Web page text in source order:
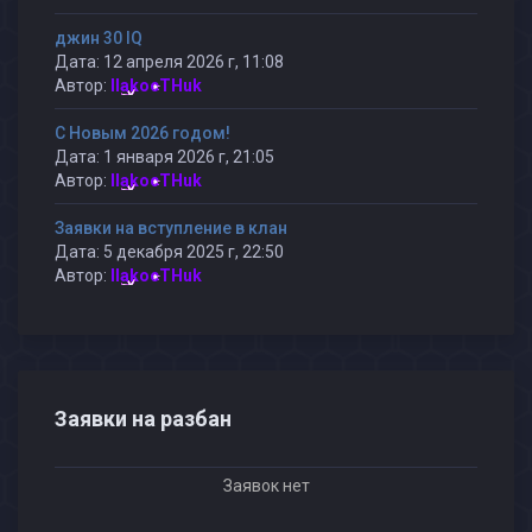
джин 30 IQ
Дата: 12 апреля 2026 г, 11:08
Автор:
IIakocTHuk
С Новым 2026 годом!
Дата: 1 января 2026 г, 21:05
Автор:
IIakocTHuk
Заявки на вступление в клан
Дата: 5 декабря 2025 г, 22:50
Автор:
IIakocTHuk
Заявки на разбан
Заявок нет